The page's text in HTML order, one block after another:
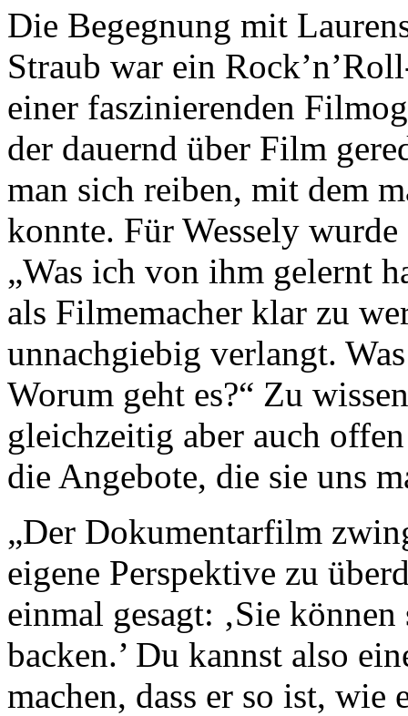
Die Begegnung mit
Straub war ein
einer faszinierenden
der dauernd über Film
man sich reiben, mit dem
konnte. Für Wessely
„Was ich von ihm gelernt
als Filmemacher klar zu
unnachgiebig verlangt.
Worum geht es?“ Zu
gleichzeitig aber auch
die Angebote, die sie uns
„Der Dokumentarfilm
eigene Perspektive zu
einmal gesagt: ‚Sie
backen.’ Du kannst also
machen, dass er so ist, wie